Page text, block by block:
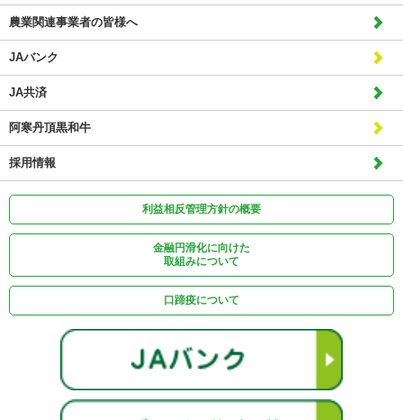
農業関連事業者の皆様へ
JAバンク
JA共済
阿寒丹頂黒和牛
採用情報
利益相反管理方針の概要
金融円滑化に向けた
取組みについて
口蹄疫について